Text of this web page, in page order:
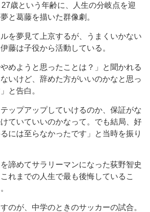
歳という年齢に、人生の分岐点を迎
と葛藤を描いた群像劇。
を夢見て上京するが、うまくいかない
藤は子役から活動している。
めようと思ったことは？」と聞かれる
いけど、辞めた方がいいのかなと思っ
と告白。
ップアップしていけるのか、保証がな
ていていいのかなって。でも結局、好
には至らなかったです」と当時を振り
諦めてサラリーマンになった荻野智史
れまでの人生で最も後悔しているこ
のが、中学のときのサッカーの試合。